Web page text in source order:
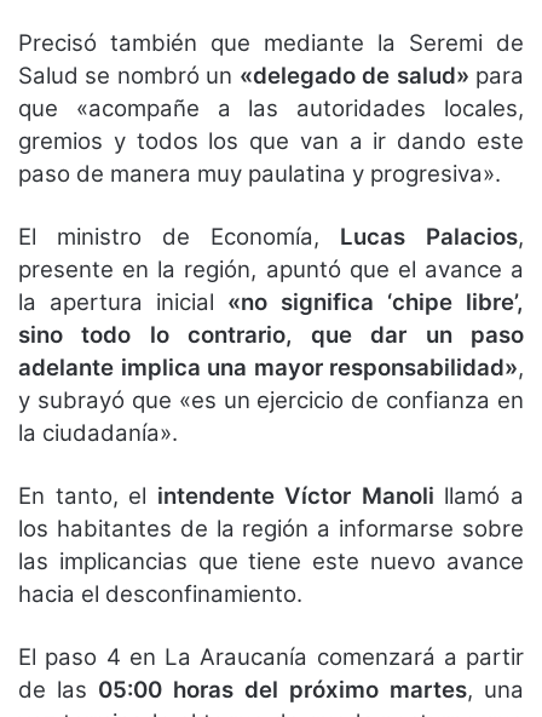
Precisó también que mediante la Seremi de
Salud se nombró un «delegado de salud» para
que «acompañe a las autoridades locales,
gremios y todos los que van a ir dando este
paso de manera muy paulatina y progresiva».
El ministro de Economía, Lucas Palacios,
presente en la región, apuntó que el avance a
la apertura inicial «no significa ‘chipe libre’,
sino todo lo contrario, que dar un paso
adelante implica una mayor responsabilidad»,
y subrayó que «es un ejercicio de confianza en
la ciudadanía».
En tanto, el intendente Víctor Manoli llamó a
los habitantes de la región a informarse sobre
las implicancias que tiene este nuevo avance
hacia el desconfinamiento.
El paso 4 en La Araucanía comenzará a partir
de las 05:00 horas del próximo martes, una